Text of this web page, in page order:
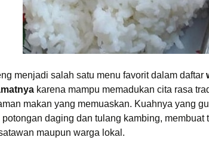
menjadi salah satu menu favorit dalam daftar
karena mampu memadukan cita rasa
makan yang memuaskan. Kuahnya yang
daging dan tulang kambing,
maupun warga lokal.